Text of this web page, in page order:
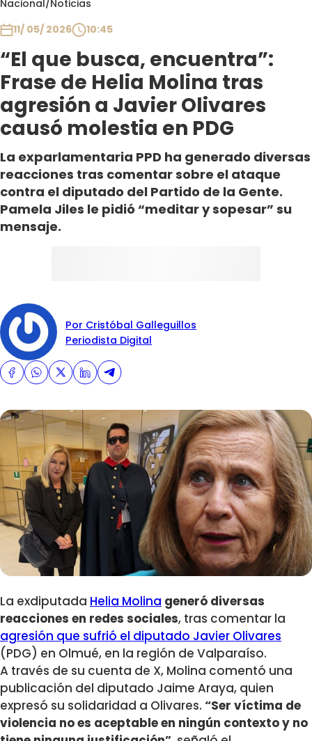
Nacional/Noticias
11/ 05/ 2026
10:45
“El que busca, encuentra”:
Frase de Helia Molina tras
agresión a Javier Olivares
causó molestia en PDG
La exparlamentaria PPD ha generado diversas
reacciones tras comentar sobre el ataque
contra el diputado del Partido de la Gente.
Pamela Jiles le pidió “meditar y sopesar” su
mensaje.
Por Cristóbal Galleguillos
Periodista Digital
La exdiputada Helia Molina generó diversas
reacciones en redes sociales, tras comentar la
agresión que sufrió el diputado Javier Olivares
(PDG) en Olmué, en la región de Valparaíso.
A través de su cuenta de X, Molina comentó una
publicación del diputado Jaime Araya, quien
expresó su solidaridad a Olivares. “Ser víctima de
violencia no es aceptable en ningún contexto y no
Club De La Comedia
Contigo en Directo
Plan Perfecto
El Tiempo
Sabingo
Todos Los Programas